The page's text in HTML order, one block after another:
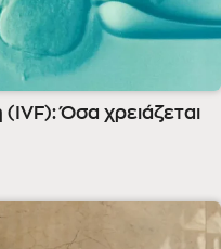
Όσα χρειάζεται